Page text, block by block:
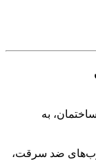
به
ضد سرقت،